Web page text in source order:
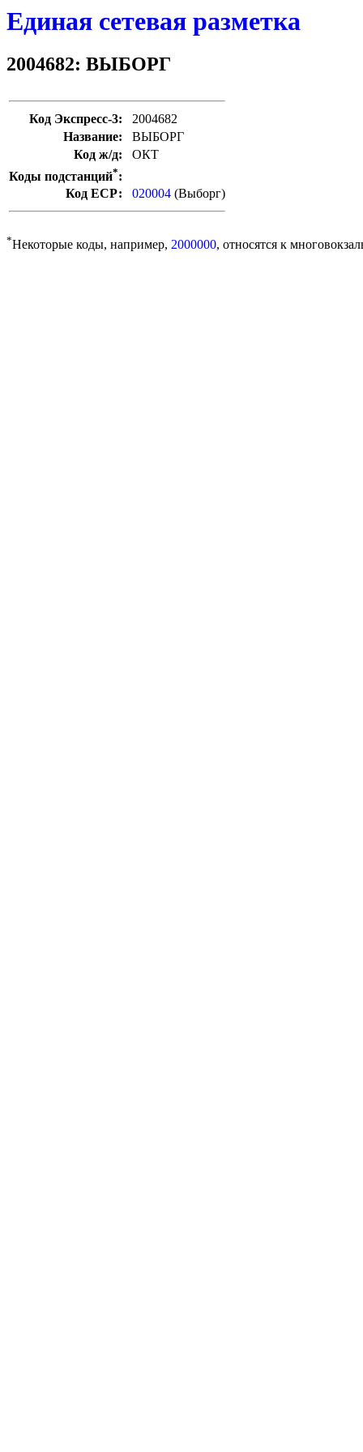
Единая сетевая разметка
2004682: ВЫБОРГ
Код Экспресс-3:
2004682
Название:
ВЫБОРГ
Код ж/д:
ОКТ
Коды подстанций*:
Код ЕСР:
020004 (Выборг)
*Некоторые коды, например, 2000000, относятся к